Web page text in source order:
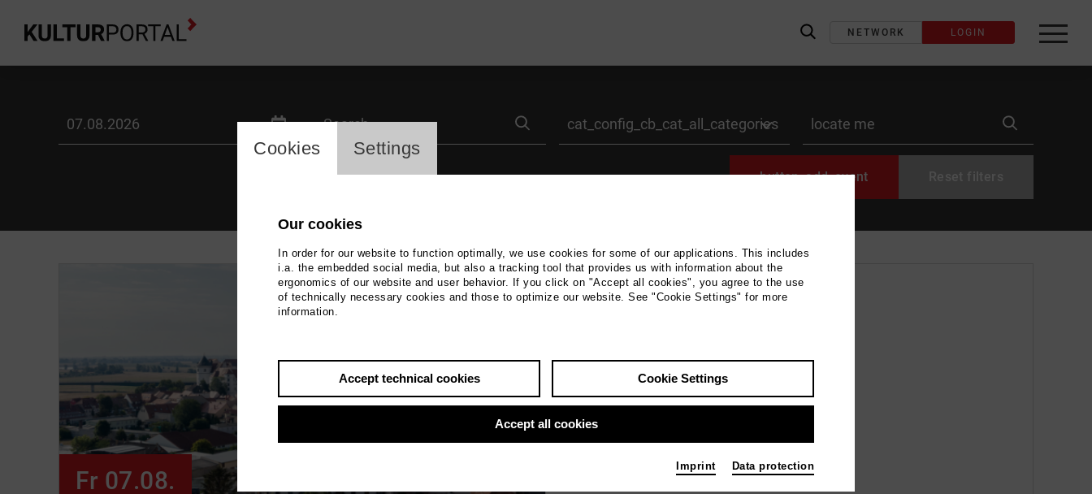
label_search
NETWORK LOGIN
button_add_event
FREIZEIT & SPORT
Jahre)
07.08.2026
Marktplatz Torgau | Torgau
Fr 07.08.
cookie_layer
Cookies Settings
Our cookies
In order for our website to function optimally, we use cookies for some of our applications. This includes
i.a. the embedded social media, but also a tracking tool that provides us with information about the
ergonomics of our website and user behavior. If you click on "Accept all cookies", you agree to the use
of technically necessary cookies and those to optimize our website. See "Cookie Settings" for more
information.
Accept technical cookies Cookie Settings
Accept all cookies
Imprint Data protection